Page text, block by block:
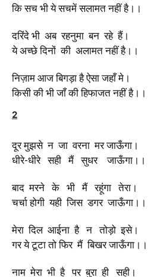
कि सच भी ये सचमें सलामत नहीं है।।
दरिंदे भी अब रहनुमा बन रहे हैं।
ये अच्छे दिनों की अलामत नहीं है।।
निज़ाम आज बिगड़ा है ऐसा जहाँ मे।
किसी की भी जाँ की हिफाजत नहीं है।।
2
दूर मुझसे न जा वरना मर जाऊँगा।
धीरे-धीरे सही मैं सुधर जाऊँगा।।
बाद मरने के भी मैं रहूंगा तेरा।
चर्चा होगी यही जिस डगर जाऊँगा।।
मेरा दिल आईना है न तोड़ो इसे।
गर ये टूटा तो फिर मैं बिखर जाऊँगा।।
नाम मेरा भी है पर बुरा ही सही।